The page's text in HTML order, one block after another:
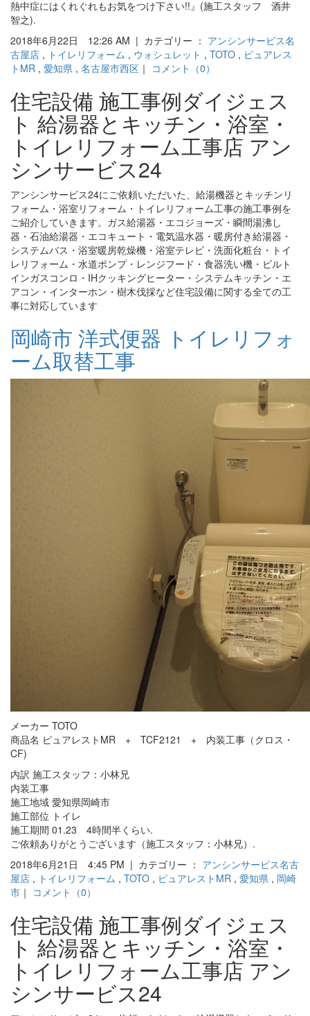
熱中症にはくれぐれもお気をつけ下さい!!』(施工スタッフ 酒井
智之).
2018年6月22日 12:26 AM | カテゴリー ： アンシンサービス名
古屋店 , トイレリフォーム , ウォシュレット , TOTO , ピュアレス
トMR , 愛知県 , 名古屋市西区 ｜ コメント（0）
住宅設備 施工事例ダイジェス
ト 給湯器とキッチン・浴室・
トイレリフォーム工事店 アン
シンサービス24
アンシンサービス24にご依頼いただいた、給湯機器とキッチンリ
フォーム・浴室リフォーム・トイレリフォーム工事の施工事例を
ご紹介していきます。ガス給湯器・エコジョーズ・瞬間湯沸し
器・石油給湯器・エコキュート・電気温水器・暖房付き給湯器・
システムバス・浴室暖房乾燥機・浴室テレビ・洗面化粧台・トイ
レリフォーム・水道ポンプ・レンジフード・食器洗い機・ビルト
インガスコンロ・IHクッキングヒーター・システムキッチン・エ
アコン・インターホン・樹木伐採など住宅設備に関する全ての工
事に対応しています
岡崎市 洋式便器 トイレリフォ
ーム取替工事
メーカー TOTO
商品名 ピュアレストMR + TCF2121 + 内装工事（クロス・
CF)
内訳 施工スタッフ：小林兄
内装工事
施工地域 愛知県岡崎市
施工部位 トイレ
施工期間 01.23 4時間半くらい.
ご依頼ありがとうございます（施工スタッフ：小林兄）.
2018年6月21日 4:45 PM | カテゴリー ： アンシンサービス名古
屋店 , トイレリフォーム , TOTO , ピュアレストMR , 愛知県 , 岡崎
市 ｜ コメント（0）
住宅設備 施工事例ダイジェス
ト 給湯器とキッチン・浴室・
トイレリフォーム工事店 アン
シンサービス24